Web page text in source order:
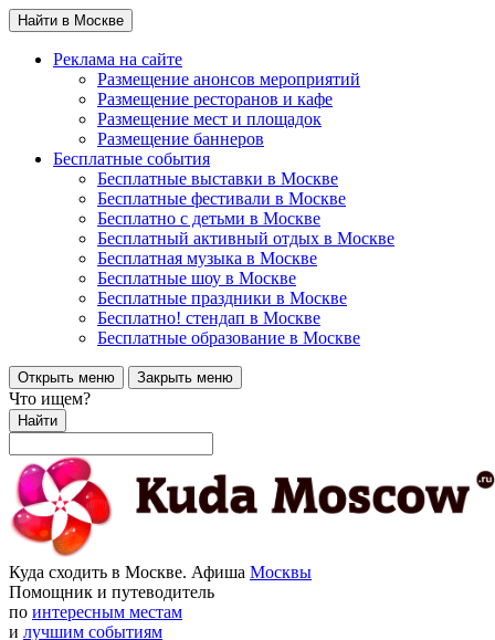
Найти в Москве
Реклама на сайте
Размещение анонсов мероприятий
Размещение ресторанов и кафе
Размещение мест и площадок
Размещение баннеров
Бесплатные события
Бесплатные выставки в Москве
Бесплатные фестивали в Москве
Бесплатно с детьми в Москве
Бесплатный активный отдых в Москве
Бесплатная музыка в Москве
Бесплатные шоу в Москве
Бесплатные праздники в Москве
Бесплатно! стендап в Москве
Бесплатные образование в Москве
Открыть меню Закрыть меню
Что ищем?
Найти
Куда сходить в Москве. Афиша Москвы
Помощник и путеводитель
по интересным местам
и лучшим событиям